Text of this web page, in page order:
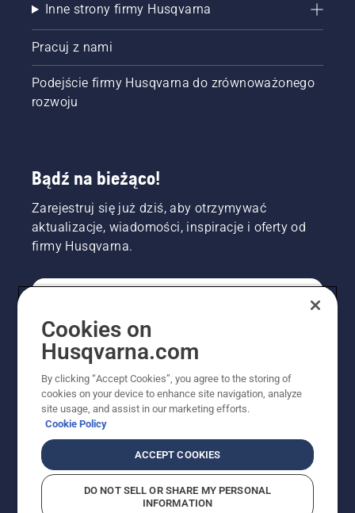
Inne strony firmy Husqvarna
Pracuj z nami
Podejście firmy Husqvarna do zrównoważonego
rozwoju
Bądź na bieżąco!
Zarejestruj się już dziś, aby otrzymywać
aktualizacje, wiadomości, inspiracje i oferty od
firmy Husqvarna.
PROFESJONALISTA
Cookies on
Husqvarna.com
By clicking “Accept Cookies”, you agree to the storing of
cookies on your device to enhance site navigation, analyze
site usage, and assist in our marketing efforts.
Cookie Policy
ACCEPT COOKIES
DO NOT SELL OR SHARE MY PERSONAL
INFORMATION